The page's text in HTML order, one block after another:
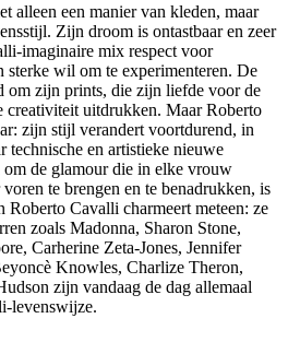
alleen een manier van kleden, maar
Zijn droom is ontastbaar en zeer
imaginaire mix respect voor
sterke wil om te experimenteren. De
om zijn prints, die zijn liefde voor de
creativiteit uitdrukken. Maar Roberto
zijn stijl verandert voortdurend, in
technische en artistieke nieuwe
de glamour die in elke vrouw
te brengen en te benadrukken, is
Roberto Cavalli charmeert meteen: ze
zoals Madonna, Sharon Stone,
Carherine Zeta-Jones, Jennifer
Knowles, Charlize Theron,
zijn vandaag de dag allemaal
levenswijze.